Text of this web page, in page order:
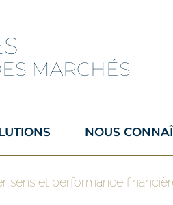
MARCHÉS
NOUS
sens et performance